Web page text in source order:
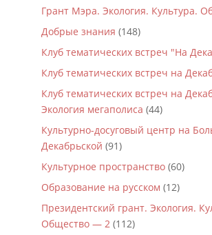
Грант Мэра. Экология. Культура.
Добрые знания (148)
Клуб тематических встреч "На
Клуб тематических встреч на
Клуб тематических встреч на
Экология мегаполиса (44)
Культурно-досуговый центр на
Декабрьской (91)
Культурное пространство(60)
Образование на русском (12)
Президентский грант. Экология.
Общество — 2(112)